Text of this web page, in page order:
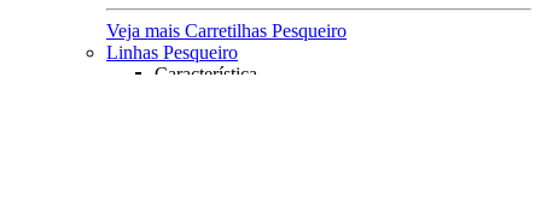
Veja mais Carretilhas Pesqueiro
Linhas Pesqueiro
Característica